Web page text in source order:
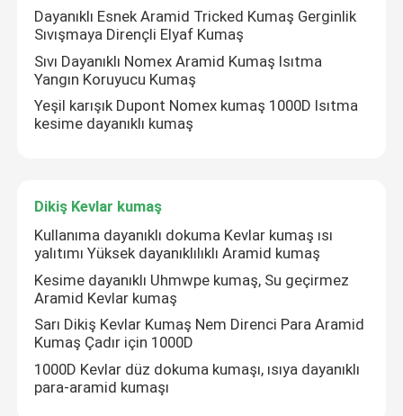
Dayanıklı Esnek Aramid Tricked Kumaş Gerginlik
Sıvışmaya Dirençli Elyaf Kumaş
Sıvı Dayanıklı Nomex Aramid Kumaş Isıtma
Yangın Koruyucu Kumaş
Yeşil karışık Dupont Nomex kumaş 1000D Isıtma
kesime dayanıklı kumaş
Dikiş Kevlar kumaş
Kullanıma dayanıklı dokuma Kevlar kumaş ısı
yalıtımı Yüksek dayanıklılıklı Aramid kumaş
Kesime dayanıklı Uhmwpe kumaş, Su geçirmez
Aramid Kevlar kumaş
Sarı Dikiş Kevlar Kumaş Nem Direnci Para Aramid
Kumaş Çadır için 1000D
1000D Kevlar düz dokuma kumaşı, ısıya dayanıklı
para-aramid kumaşı